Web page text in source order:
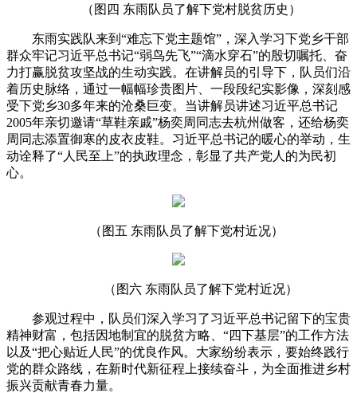
（图四 东雨队员了解下党村脱贫历史）
东雨实践队来到“难忘下党主题馆”，深入学习下党乡干部
群众牢记习近平总书记“弱鸟先飞”“滴水穿石”的殷切嘱托、奋
力打赢脱贫攻坚战的生动实践。在讲解员的引导下，队员们沿
着历史脉络，通过一幅幅珍贵图片、一段段纪实影像，深刻感
受下党乡30多年来的沧桑巨变。当讲解员讲述习近平总书记
2005年亲切邀请“草鞋亲戚”杨奕周同志去杭州做客，还给杨奕
周同志添置御寒的皮衣皮鞋。 习近平总书记的暖心的举动，生
动诠释了“人民至上”的执政理念，彰显了共产党人的为民初
心。
（图五 东雨队员了解下党村近况）
（图六 东雨队员了解下党村近况）
参观过程中，队员们深入学习了习近平总书记留下的宝贵
精神财富，包括因地制宜的脱贫方略、“四下基层”的工作方法
以及“把心贴近人民”的优良作风。大家纷纷表示，要始终践行
党的群众路线，在新时代新征程上接续奋斗，为全面推进乡村
振兴贡献青春力量。